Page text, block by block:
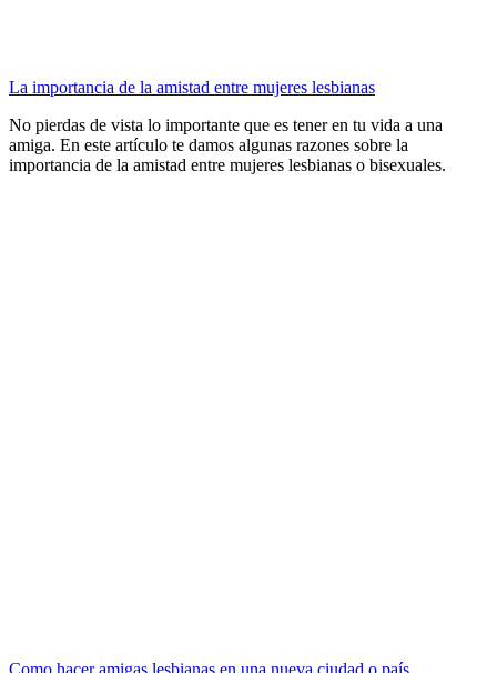
La importancia de la amistad entre mujeres lesbianas
No pierdas de vista lo importante que es tener en tu vida a una
amiga. En este artículo te damos algunas razones sobre la
importancia de la amistad entre mujeres lesbianas o bisexuales.
Como hacer amigas lesbianas en una nueva ciudad o país